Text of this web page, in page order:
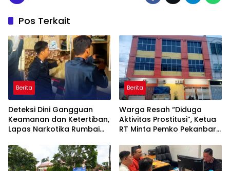
Pos Terkait
Berita
Deteksi Dini Gangguan
Keamanan dan Ketertiban,
Lapas Narkotika Rumbai
Hunian
Berita
Warga Resah “Diduga
Aktivitas Prostitusi”, Ketua
RT Minta Pemko Pekanbaru
Aktivitas Z Homestay di
Jalan Tanjung Datuk